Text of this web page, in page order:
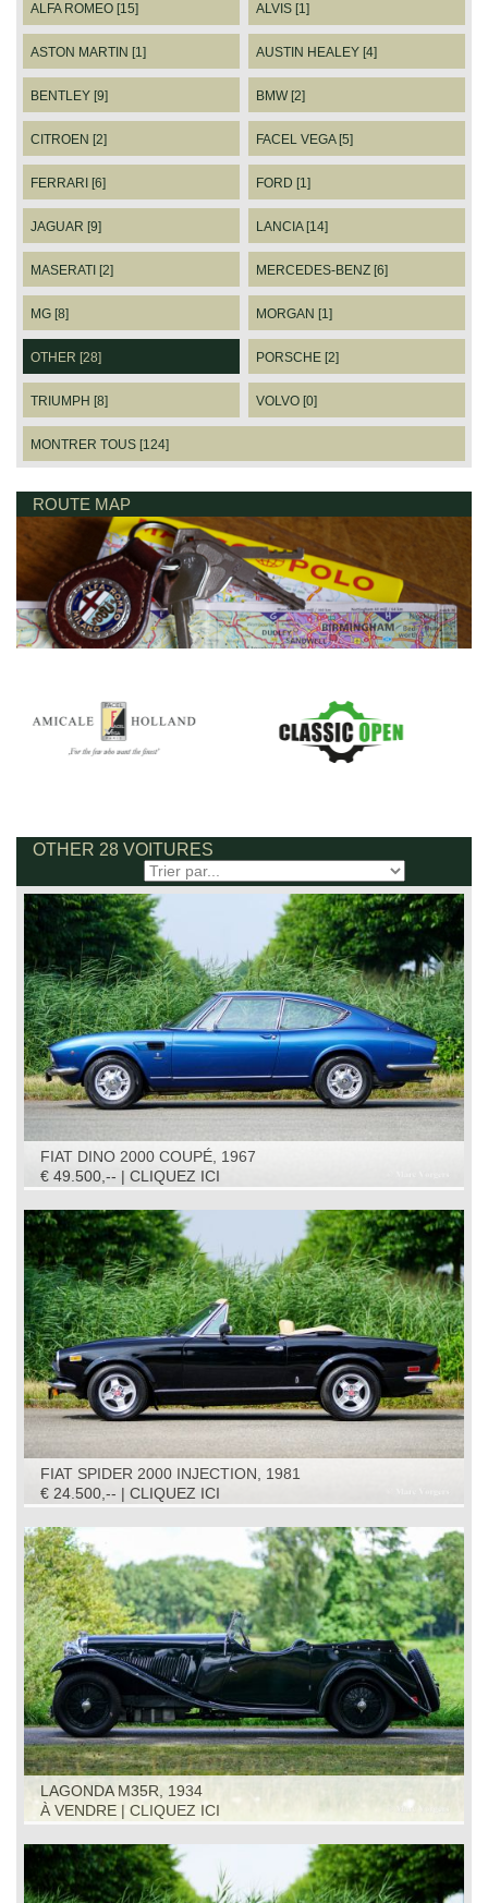
ALFA ROMEO [15] ALVIS [1]
ASTON MARTIN [1] AUSTIN HEALEY [4]
BENTLEY [9] BMW [2]
CITROEN [2] FACEL VEGA [5]
FERRARI [6] FORD [1]
JAGUAR [9] LANCIA [14]
MASERATI [2] MERCEDES-BENZ [6]
MG [8] MORGAN [1]
OTHER [28] PORSCHE [2]
TRIUMPH [8] VOLVO [0]
MONTRER TOUS [124]
ROUTE MAP
OTHER 28 VOITURES
FIAT DINO 2000 COUPÉ, 1967
€ 49.500,-- | CLIQUEZ ICI
FIAT SPIDER 2000 INJECTION, 1981
€ 24.500,-- | CLIQUEZ ICI
LAGONDA M35R, 1934
À VENDRE | CLIQUEZ ICI